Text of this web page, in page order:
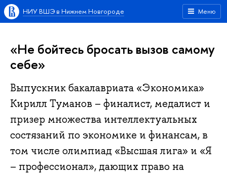
Меню
НИУ ВШЭ в Нижнем Новгороде
«Не бойтесь бросать вызов самому
себе»
Выпускник бакалавриата «Экономика»
Кирилл Туманов – финалист, медалист и
призер множества интеллектуальных
состязаний по экономике и финансам, в
том числе олимпиад «Высшая лига» и «Я
– профессионал», дающих право на